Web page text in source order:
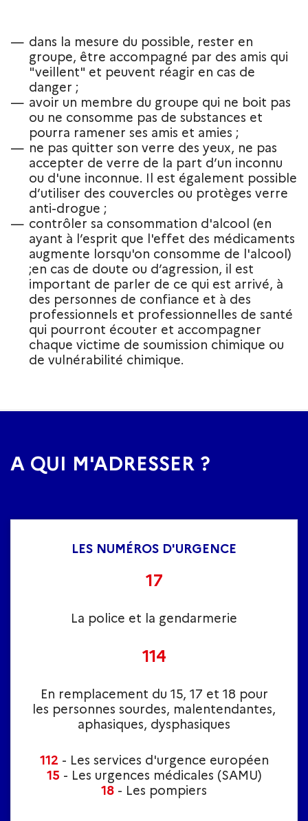
dans la mesure du possible, rester en
groupe, être accompagné par des amis qui
"veillent" et peuvent réagir en cas de
danger ;
avoir un membre du groupe qui ne boit pas
ou ne consomme pas de substances et
pourra ramener ses amis et amies ;
ne pas quitter son verre des yeux, ne pas
accepter de verre de la part d’un inconnu
ou d'une inconnue. Il est également possible
d’utiliser des couvercles ou protèges verre
anti-drogue ;
contrôler sa consommation d'alcool (en
ayant à l’esprit que l'effet des médicaments
augmente lorsqu'on consomme de l'alcool)
;en cas de doute ou d’agression, il est
important de parler de ce qui est arrivé, à
des personnes de confiance et à des
professionnels et professionnelles de santé
qui pourront écouter et accompagner
chaque victime de soumission chimique ou
de vulnérabilité chimique.
A QUI M'ADRESSER ?
LES NUMÉROS D'URGENCE
17
La police et la gendarmerie
114
En remplacement du 15, 17 et 18 pour
les personnes sourdes, malentendantes,
aphasiques, dysphasiques
112 - Les services d'urgence européen
15 - Les urgences médicales (SAMU)
18 - Les pompiers